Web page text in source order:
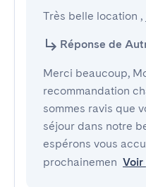
Très belle location
Réponse de
Merci beaucoup,
recommandation
sommes ravis que
séjour dans notre
espérons vous
prochainemen Voir